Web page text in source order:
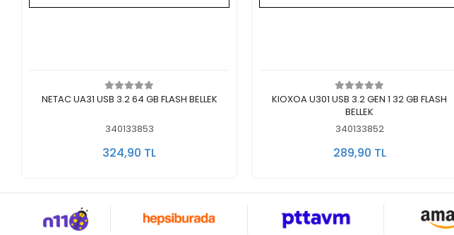
Stokta Yok
NETAC UA31 USB 3.2 64 GB FLASH BELLEK
340133853
324,90 TL
Stokta Yok
KIOXOA U301 USB 3.2 GEN 1 32 GB FLASH
BELLEK
340133852
289,90 TL